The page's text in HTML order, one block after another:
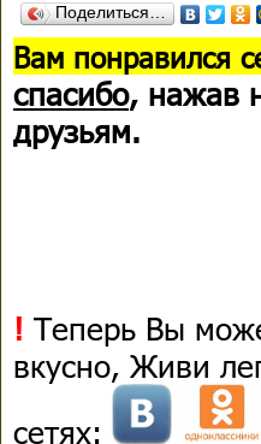
Поделиться…
Вам понравился
спасибо, нажав
друзьям.
! Теперь Вы
вкусно, Живи
сетях: